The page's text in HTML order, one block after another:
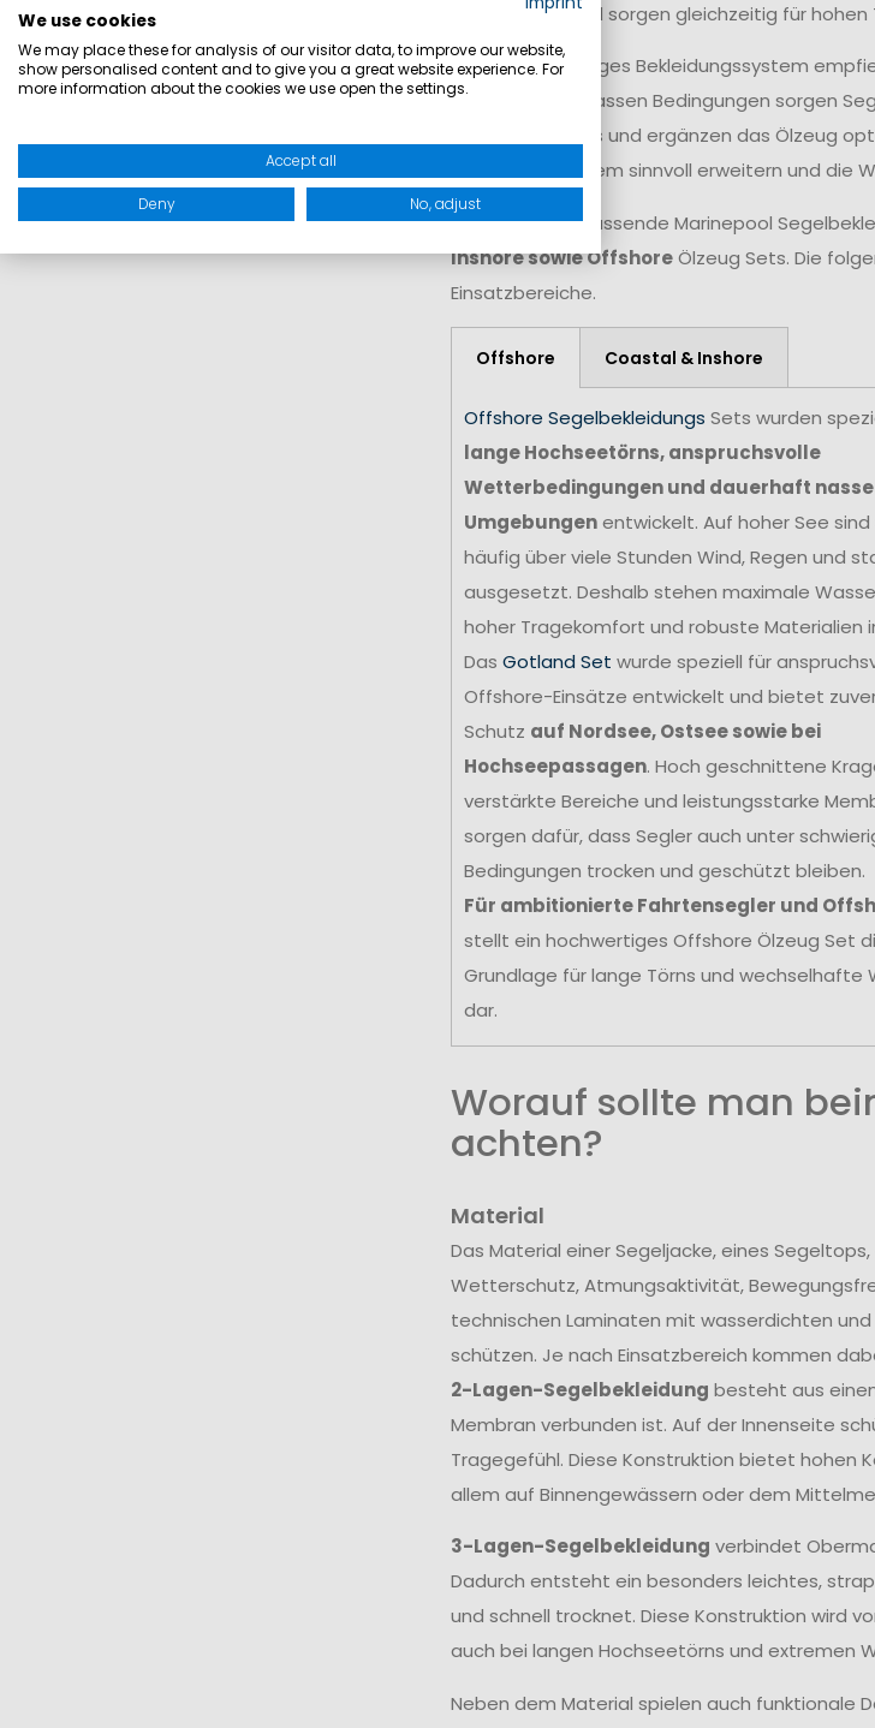
Spritzwasser und sorgen gleichzeitig für
Für ein vollständiges Bekleidungssystem
Besonders bei nassen Bedingungen sorgen
rutschigen Decks und ergänzen das Ölzeug
Bekleidungssystem sinnvoll erweitern und
Damit Sie das passende Marinepool
Inshore sowie OffshoreÖlzeug Sets. Die
Einsatzbereiche.
Offshore Coastal & Inshore
Offshore Segelbekleidungs Sets wurden
lange Hochseetörns, anspruchsvolle
Wetterbedingungen und dauerhaft nasse
Umgebungenentwickelt. Auf hoher See sind
häufig über viele Stunden Wind, Regen und
ausgesetzt. Deshalb stehen maximale
hoher Tragekomfort und robuste Materialien
Das Gotland Set wurde speziell für
Offshore-Einsätze entwickelt und bietet
Schutz auf Nordsee, Ostsee sowie bei
Hochseepassagen. Hoch geschnittene
verstärkte Bereiche und leistungsstarke
sorgen dafür, dass Segler auch unter
Bedingungen trocken und geschützt bleiben.
Für ambitionierte Fahrtensegler und
stellt ein hochwertiges Offshore Ölzeug Set
Grundlage für lange Törns und wechselhafte
dar.
Worauf sollte man
achten?
Material
Das Material einer Segeljacke, eines
Wetterschutz, Atmungsaktivität,
technischen Laminaten mit wasserdichten
schützen. Je nach Einsatzbereich kommen
2-Lagen-Segelbekleidung besteht aus
Membran verbunden ist. Auf der Innenseite
Tragegefühl. Diese Konstruktion bietet hohen
allem auf Binnengewässern oder dem
3-Lagen-Segelbekleidung verbindet
Dadurch entsteht ein besonders leichtes,
und schnell trocknet. Diese Konstruktion wird
auch bei langen Hochseetörns und extremen
Neben dem Material spielen auch funktionale
We use cookies
We may place these for analysis of our visitor data, to improve our website,
show personalised content and to give you a great website experience. For
more information about the cookies we use open the settings.
Accept all
Deny No, adjust